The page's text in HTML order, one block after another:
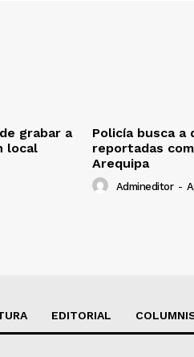
grabar a
local
Policía busca a
reportadas
Arequipa
Admineditor -
EDITORIAL